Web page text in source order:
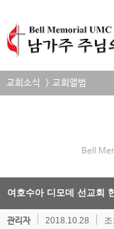
교회소식 > 교회앨범
Bell
여호수아 디모데 선교회
관리자 2018.10.28